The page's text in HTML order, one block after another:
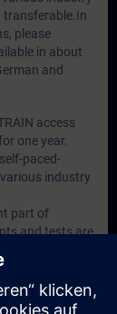
transferable.In
please
in about
and
access
one year.
paced-
industry
part of
and tests are
is a cloud-
( TIA
two